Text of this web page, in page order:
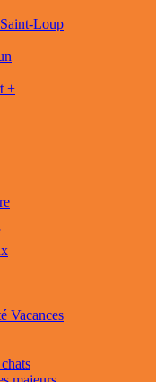
Loup
+
Vacances